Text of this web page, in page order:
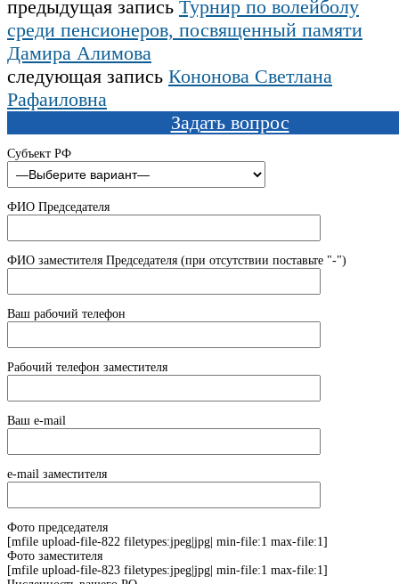
предыдущая запись Турнир по волейболу
среди пенсионеров, посвященный памяти
Дамира Алимова
следующая запись Кононова Светлана
Рафаиловна
Задать вопрос
Субъект РФ
ФИО Председателя
ФИО заместителя Председателя (при отсутствии поставьте "-")
Ваш рабочий телефон
Рабочий телефон заместителя
Ваш e-mail
e-mail заместителя
Фото председателя
[mfile upload-file-822 filetypes:jpeg|jpg| min-file:1 max-file:1]
Фото заместителя
[mfile upload-file-823 filetypes:jpeg|jpg| min-file:1 max-file:1]